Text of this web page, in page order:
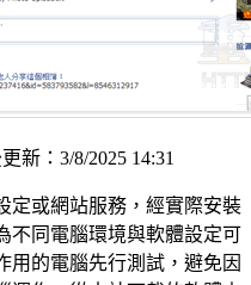
新：3/8/2025 14:31
定或網站服務，經實際安裝
不同電腦環境與軟體設定可
用的電腦先行測試，避免因